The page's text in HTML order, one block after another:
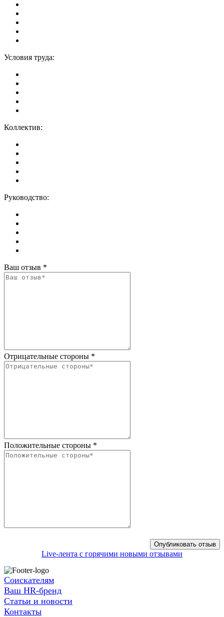
Условия труда:
Коллектив:
Руководство:
Ваш отзыв *
Отрицательные стороны *
Положительные стороны *
Live-лента с горячими новыми отзывами
Соискателям
Ваш HR-бренд
Статьи и новости
Контакты